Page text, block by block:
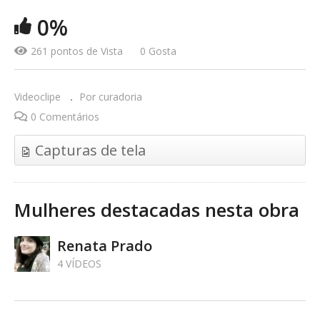
NANA
0%
261 pontos de Vista 0 Gosta
Videoclipe
Por curadoria
0 Comentários
Capturas de tela
Mulheres destacadas nesta obra
Renata Prado
4 VÍDEOS